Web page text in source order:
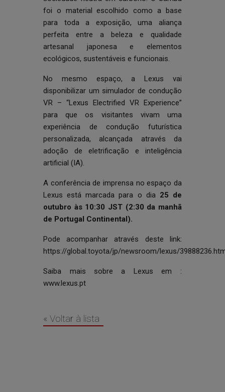
foi o material escolhido como a base
para toda a exposição, uma aliança
perfeita entre a beleza e qualidade
artesanal japonesa e elementos
ecológicos, sustentáveis e funcionais.
No mesmo espaço, a Lexus vai
disponibilizar um simulador de condução
VR – “Lexus Electrified VR Experience”
para que os visitantes vivam uma
experiência de condução futurística
personalizada, alcançada através da
adoção de eletrificação e inteligência
artificial (IA).
A conferência de imprensa no espaço da
Lexus está marcada para o dia 25 de
outubro às 10:30 JST (2:30 da manhã
de Portugal Continental).
Pode acompanhar através deste link:
https://global.toyota/jp/newsroom/lexus/
Saiba mais sobre a Lexus em :
www.lexus.pt
« Voltar à lista